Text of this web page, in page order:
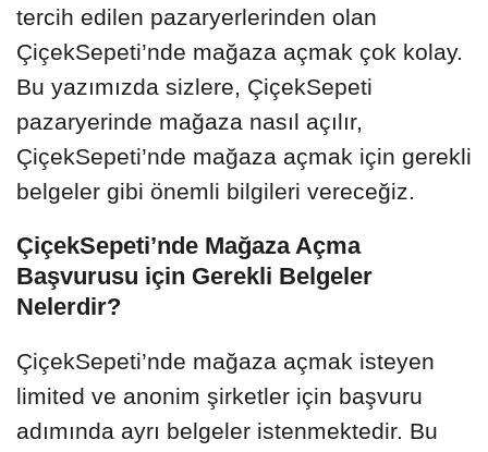
tercih edilen pazaryerlerinden olan
ÇiçekSepeti’nde mağaza açmak çok kolay.
Bu yazımızda sizlere, ÇiçekSepeti
pazaryerinde mağaza nasıl açılır,
ÇiçekSepeti’nde mağaza açmak için gerekli
belgeler gibi önemli bilgileri vereceğiz.
ÇiçekSepeti’nde Mağaza Açma
Başvurusu için Gerekli Belgeler
Nelerdir?
ÇiçekSepeti’nde mağaza açmak isteyen
limited ve anonim şirketler için başvuru
adımında ayrı belgeler istenmektedir. Bu